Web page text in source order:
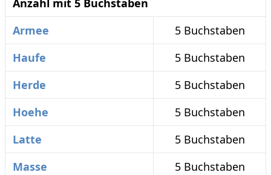
Anzahl mit 5 Buchstaben
Armee
5 Buchstaben
Haufe
5 Buchstaben
Herde
5 Buchstaben
Hoehe
5 Buchstaben
Latte
5 Buchstaben
Masse
5 Buchstaben